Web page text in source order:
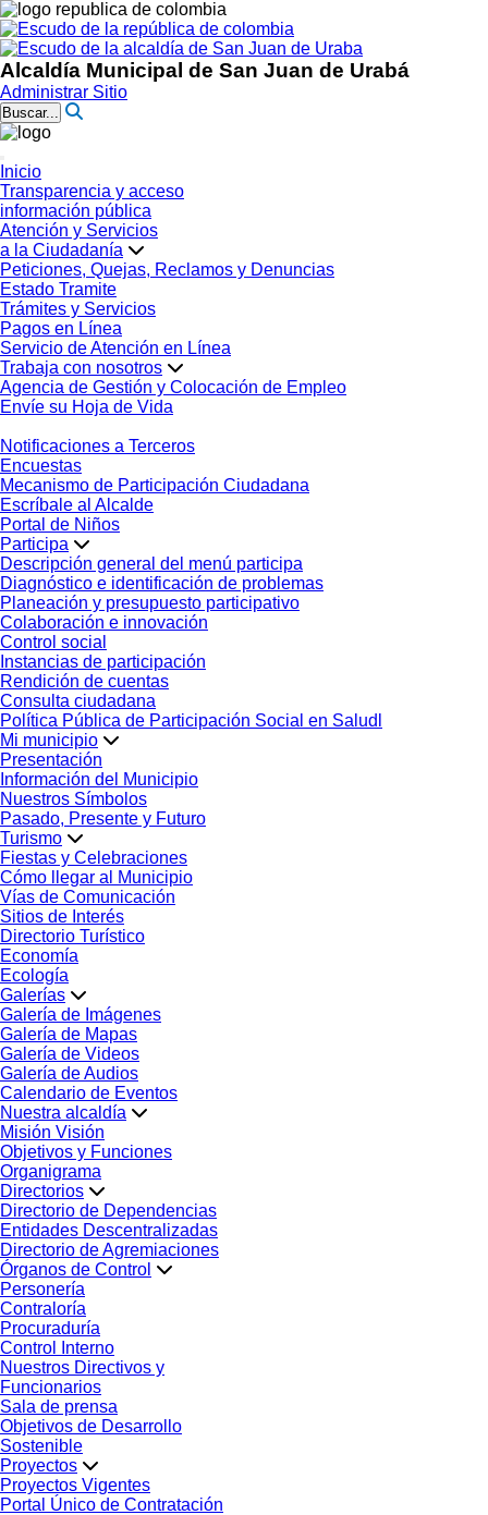
Alcaldía Municipal de San Juan de Urabá
Administrar Sitio
Buscar...
Inicio
Transparencia y acceso
información pública
Atención y Servicios
a la Ciudadanía
Peticiones, Quejas, Reclamos y Denuncias
Estado Tramite
Trámites y Servicios
Pagos en Línea
Servicio de Atención en Línea
Trabaja con nosotros
Agencia de Gestión y Colocación de Empleo
Envíe su Hoja de Vida
Notificaciones a Terceros
Encuestas
Mecanismo de Participación Ciudadana
Escríbale al Alcalde
Portal de Niños
Participa
Descripción general del menú participa
Diagnóstico e identificación de problemas
Planeación y presupuesto participativo
Colaboración e innovación
Control social
Instancias de participación
Rendición de cuentas
Consulta ciudadana
Política Pública de Participación Social en Saludl
Mi municipio
Presentación
Información del Municipio
Nuestros Símbolos
Pasado, Presente y Futuro
Turismo
Fiestas y Celebraciones
Cómo llegar al Municipio
Vías de Comunicación
Sitios de Interés
Directorio Turístico
Economía
Ecología
Galerías
Galería de Imágenes
Galería de Mapas
Galería de Videos
Galería de Audios
Calendario de Eventos
Nuestra alcaldía
Misión Visión
Objetivos y Funciones
Organigrama
Directorios
Directorio de Dependencias
Entidades Descentralizadas
Directorio de Agremiaciones
Órganos de Control
Personería
Contraloría
Procuraduría
Control Interno
Nuestros Directivos y
Funcionarios
Sala de prensa
Objetivos de Desarrollo
Sostenible
Proyectos
Proyectos Vigentes
Portal Único de Contratación